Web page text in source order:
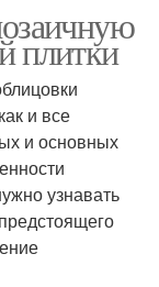
плитки
и все
и основных
узнавать